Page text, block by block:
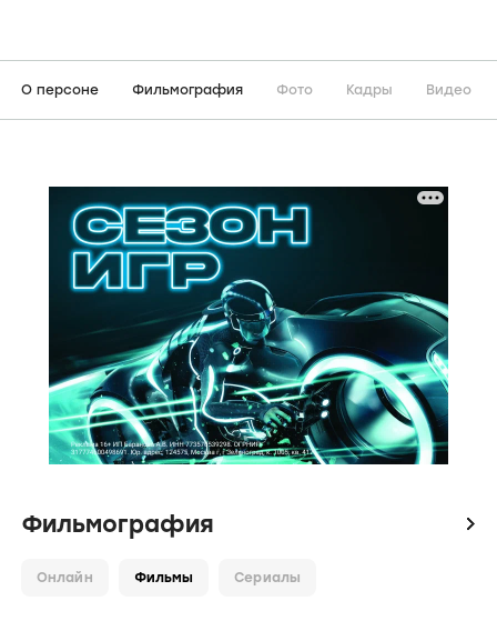
О персоне Фильмография Фото Кадры Видео
Фильмография icon
Онлайн Фильмы Сериалы